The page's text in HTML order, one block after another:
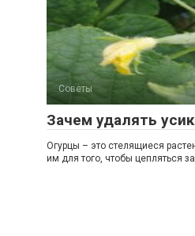
Советы
Зачем удалять
Огурцы – это стелящиеся
им для того, чтобы цепляться